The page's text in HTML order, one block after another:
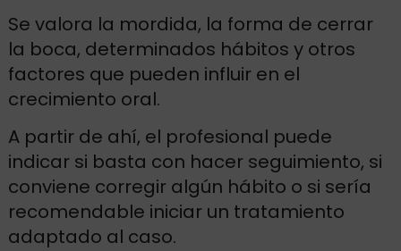
Se valora la mordida, la forma de cerrar
la boca, determinados hábitos y otros
factores que pueden influir en el
crecimiento oral.
A partir de ahí, el profesional puede
indicar si basta con hacer seguimiento, si
conviene corregir algún hábito o si sería
recomendable iniciar un tratamiento
adaptado al caso.